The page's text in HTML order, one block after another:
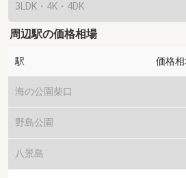
3LDK・4K・4DK
周辺駅の価格相場
駅 価格
海の公園柴口
野島公園
八景島